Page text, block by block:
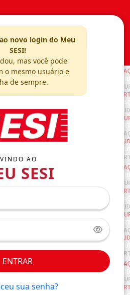
novo login do Meu
SESI!
mas você pode
o mesmo usuário e
de sempre.
AO
SESI
ENTRAR
sua senha?